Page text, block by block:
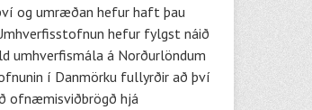
og umræðan hefur haft þau
hefur fylgst náið
umhverfismála á Norðurlöndum
í Danmörku fullyrðir að því
ofnæmisviðbrögð hjá